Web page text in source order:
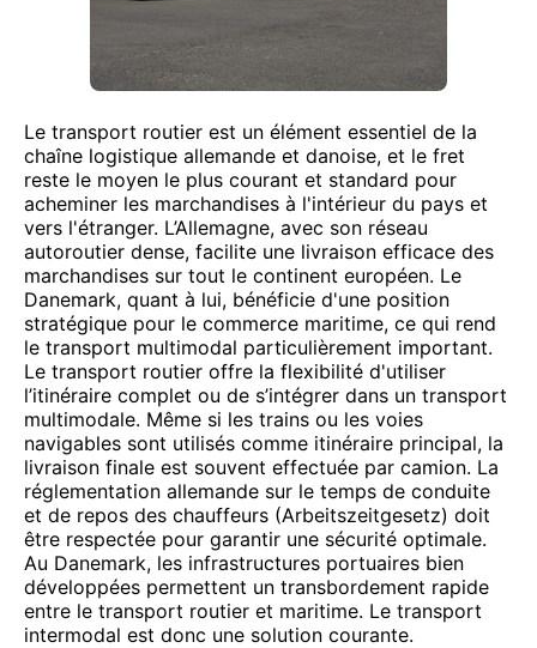
Le transport routier est un élément essentiel de la
chaîne logistique allemande et danoise, et le fret
reste le moyen le plus courant et standard pour
acheminer les marchandises à l'intérieur du pays et
vers l'étranger. L’Allemagne, avec son réseau
autoroutier dense, facilite une livraison efficace des
marchandises sur tout le continent européen. Le
Danemark, quant à lui, bénéficie d'une position
stratégique pour le commerce maritime, ce qui rend
le transport multimodal particulièrement important.
Le transport routier offre la flexibilité d'utiliser
l’itinéraire complet ou de s’intégrer dans un transport
multimodale. Même si les trains ou les voies
navigables sont utilisés comme itinéraire principal, la
livraison finale est souvent effectuée par camion. La
réglementation allemande sur le temps de conduite
et de repos des chauffeurs (Arbeitszeitgesetz) doit
être respectée pour garantir une sécurité optimale.
Au Danemark, les infrastructures portuaires bien
développées permettent un transbordement rapide
entre le transport routier et maritime. Le transport
intermodal est donc une solution courante.